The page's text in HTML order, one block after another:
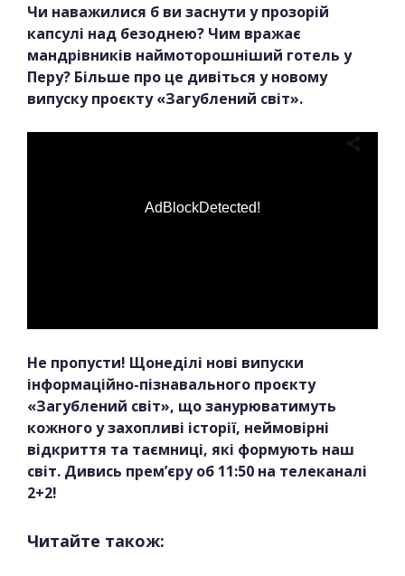
Чи наважилися б ви заснути у прозорій
капсулі над безоднею? Чим вражає
мандрівників наймоторошніший готель у
Перу? Більше про це дивіться у новому
випуску проєкту «Загублений світ».
AdBlockDetected!
Не пропусти! Щонеділі нові випуски
інформаційно-пізнавального проєкту
«Загублений світ», що занурюватимуть
кожного у захопливі історії, неймовірні
відкриття та таємниці, які формують наш
світ. Дивись прем’єру об 11:50 на телеканалі
2+2!
Читайте також: